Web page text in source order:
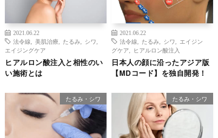
2021.06.22
法令線
美肌治療 たるみ シワ
エイジングケア
ヒアルロン酸注入と相性のい
い施術とは
2021.06.22
法令線
たるみ シワ
エイジン
グケア
ヒアルロン酸注入
日本人の顔に沿ったアジア版
【MDコード】を独自開発！
たるみ・シワ たるみ・シワ